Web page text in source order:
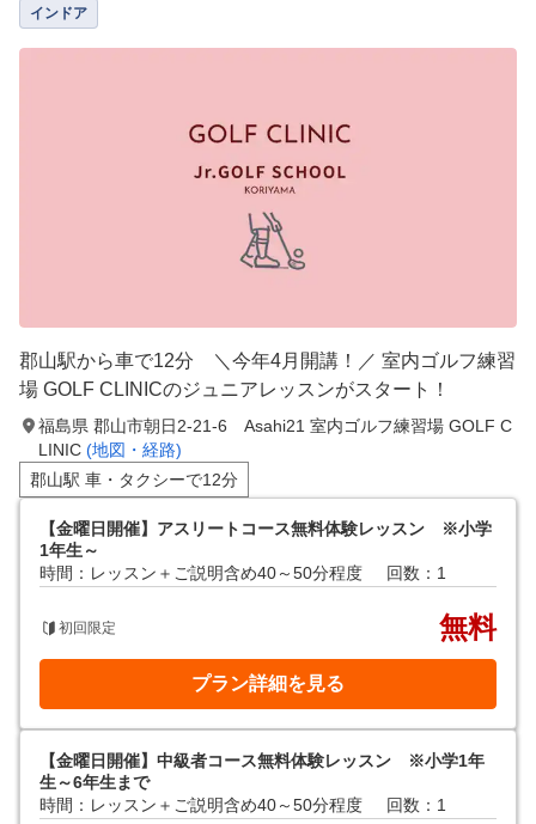
インドア
郡山駅から車で12分 ＼今年4月開講！／ 室内ゴルフ練習
場 GOLF CLINICのジュニアレッスンがスタート！
福島県 郡山市朝日2-21-6 Asahi21 室内ゴルフ練習場 GOLF C
LINIC (地図・経路)
郡山駅 車・タクシーで12分
【金曜日開催】アスリートコース無料体験レッスン ※小学
1年生～
時間：レッスン＋ご説明含め40～50分程度
回数：1
初回限定 無料
プラン詳細を見る
【金曜日開催】中級者コース無料体験レッスン ※小学1年
生～6年生まで
時間：レッスン＋ご説明含め40～50分程度
回数：1